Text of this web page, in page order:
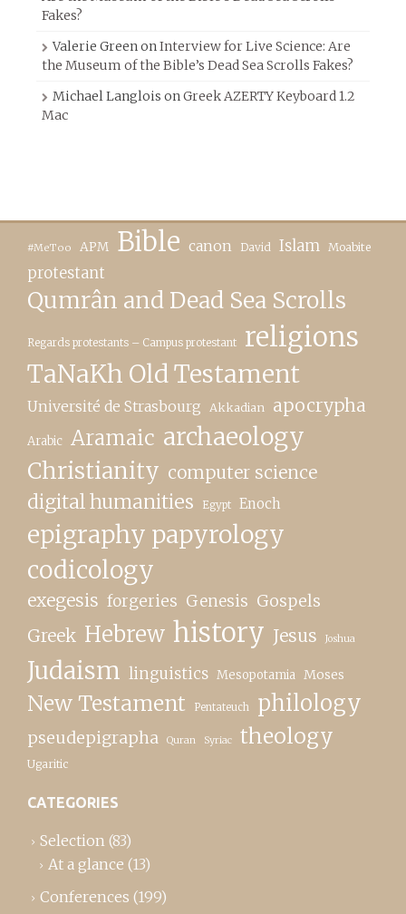
Fakes?
Valerie GreenonInterview for Live Science: Are
the Museum of the Bible’s Dead Sea Scrolls Fakes?
Michael Langlois onGreek AZERTY Keyboard 1.2
Mac
#MeToo APM Bible canon David Islam Moabite
protestant
Qumrân and Dead Sea Scrolls
Regards protestants – Campus protestant religions
TaNaKh Old Testament
Université de Strasbourg Akkadian apocrypha
Arabic Aramaic archaeology
Christianity computer science
digital humanities Egypt Enoch
epigraphy papyrology
codicology
exegesis forgeries Genesis Gospels
Greek Hebrew history Jesus Joshua
Judaism linguistics Mesopotamia Moses
New Testament Pentateuch philology
pseudepigrapha Quran Syriac theology
Ugaritic
CATEGORIES
Selection (83)
At a glance (13)
Conferences (199)